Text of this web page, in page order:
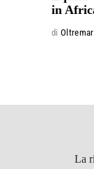
in
di
La